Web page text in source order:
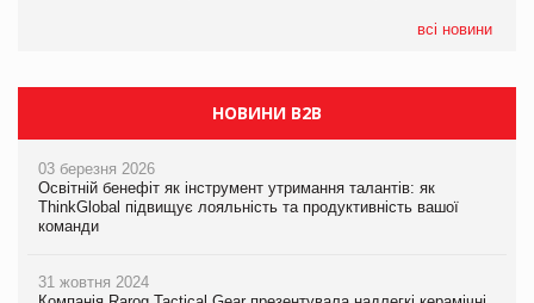
всі новини
НОВИНИ B2B
03 березня 2026
Освітній бенефіт як інструмент утримання талантів: як
ThinkGlobal підвищує лояльність та продуктивність вашої
команди
31 жовтня 2024